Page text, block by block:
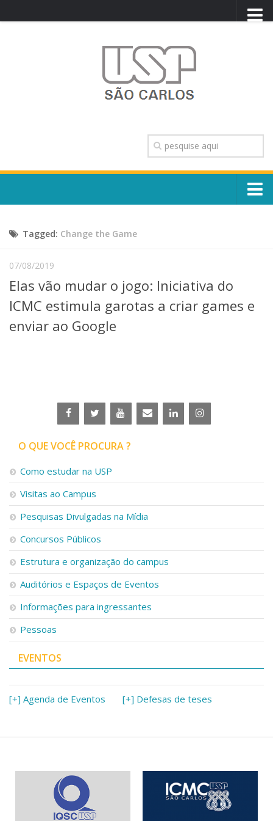
TRANSPARÊNCIA
OUVIDORIA
CONTATO
Escola, Institutos e Órgãos
Núcleos e Comissões
Telefones e Mapas
Pessoas
Graduação
Linhas de Pesquisa
Centros, Núcleos e Projetos em Rede
Iniciação Científica
Empresas Juniores
Extensão à Comunidade
Projetos, Programas e Cursos
Artes, Cultura e Esportes
Museus e Espaços Interativos
Serviços
Bibliotecas
Apoio ao Estudante
Segurança, Trânsito e Prevenção
RH, Administrativo e Financeiro
Outros serviços
Comunicação
Assessorias e Mídias
Aplicativos e Sites
Jornal da USP
Agenda de Eventos
Tagged: Change the Game
07/08/2019
Elas vão mudar o jogo: Iniciativa do
ICMC estimula garotas a criar games e
enviar ao Google
O QUE VOCÊ PROCURA ?
Como estudar na USP
Visitas ao Campus
Pesquisas Divulgadas na Mídia
Concursos Públicos
Estrutura e organização do campus
Auditórios e Espaços de Eventos
Informações para ingressantes
Pessoas
EVENTOS
[+] Agenda de Eventos [+] Defesas de teses